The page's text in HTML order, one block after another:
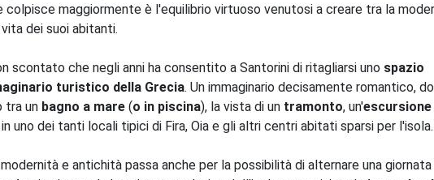
colpisce maggiormente è l'equilibrio virtuoso venutosi a creare tra la
dei suoi abitanti.
scontato che negli anni ha consentito a Santorini di ritagliarsi uno spazio
turistico della Grecia. Un immaginario decisamente romantico,
tra un bagno a mare (o in piscina), la vista di un tramonto, un'escursione
uno dei tanti locali tipici di Fira, Oia e gli altri centri abitati sparsi per l'isola.
e antichità passa anche per la possibilità di alternare una giornata